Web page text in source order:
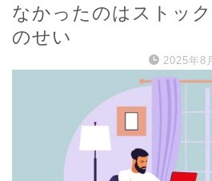
なかったのはストッ
のせい
2025年8